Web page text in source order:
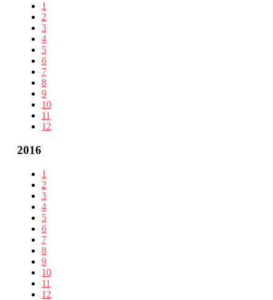
1
2
3
4
5
6
7
8
9
10
11
12
2016
1
2
3
4
5
6
7
8
9
10
11
12